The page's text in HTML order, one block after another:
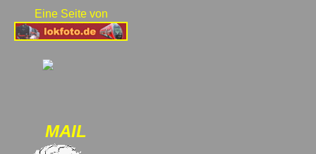
Eine Seite von
MAIL